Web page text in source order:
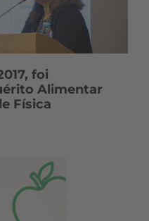
foi
Alimentar
Física